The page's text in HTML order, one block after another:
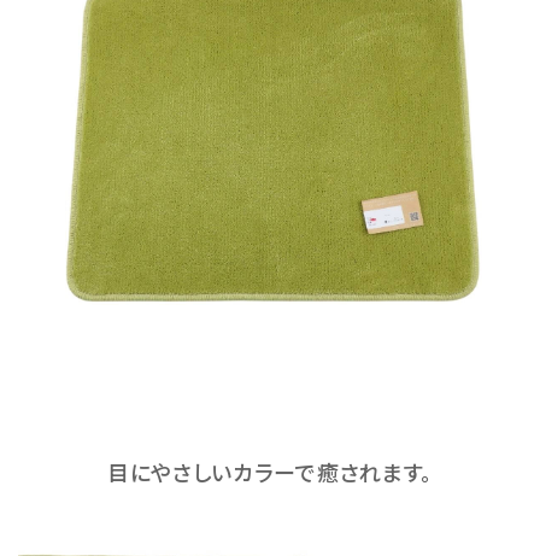
目にやさしいカラーで癒されます。